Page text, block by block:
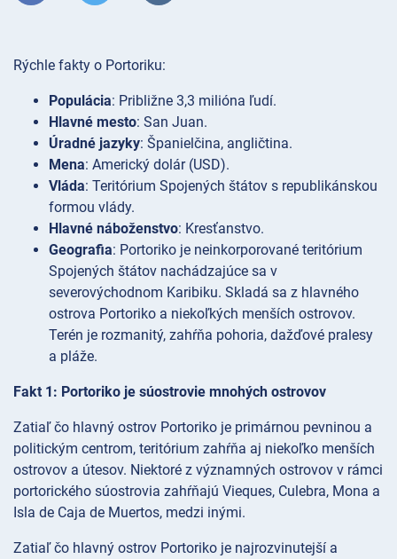
Rýchle fakty o Portoriku:
Populácia: Približne 3,3 milióna ľudí.
Hlavné mesto: San Juan.
Úradné jazyky: Španielčina, angličtina.
Mena: Americký dolár (USD).
Vláda: Teritórium Spojených štátov s republikánskou
formou vlády.
Hlavné náboženstvo: Kresťanstvo.
Geografia: Portoriko je neinkorporované teritórium
Spojených štátov nachádzajúce sa v
severovýchodnom Karibiku. Skladá sa z hlavného
ostrova Portoriko a niekoľkých menších ostrovov.
Terén je rozmanitý, zahŕňa pohoria, dažďové pralesy
a pláže.
Fakt 1: Portoriko je súostrovie mnohých ostrovov
Zatiaľ čo hlavný ostrov Portoriko je primárnou pevninou a
politickým centrom, teritórium zahŕňa aj niekoľko menších
ostrovov a útesov. Niektoré z významných ostrovov v rámci
portorického súostrovia zahŕňajú Vieques, Culebra, Mona a
Isla de Caja de Muertos, medzi inými.
Zatiaľ čo hlavný ostrov Portoriko je najrozvinutejší a